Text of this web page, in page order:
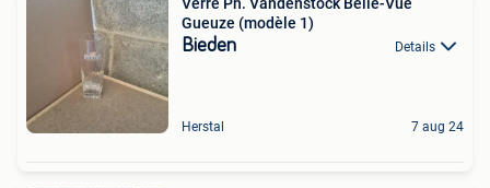
Gueuze (modèle 1)
Bieden Details
Herstal 7 aug 24